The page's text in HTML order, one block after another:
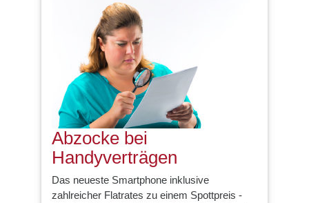
Abzocke bei
Handyverträgen
Das neueste Smartphone inklusive
zahlreicher Flatrates zu einem Spottpreis -